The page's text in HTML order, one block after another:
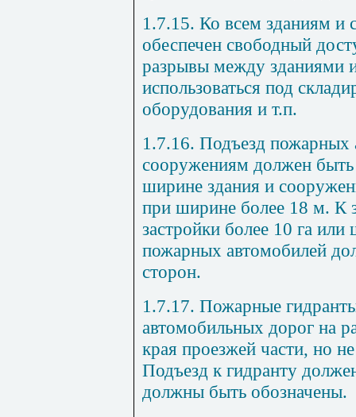
1.7.15. Ко всем зданиям
обеспечен свободный
разрывы между зданиями
использоваться под
оборудования и т.п.
1.7.16. Подъезд пожарных
сооружениям должен
ширине здания и
при ширине более 18 м. К
застройки более 10 га
пожарных автомобилей
сторон.
1.7.17. Пожарные
автомобильных дорог на
края проезжей части, но
Подъезд к гидранту
должны быть обозначены.